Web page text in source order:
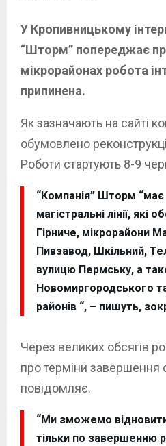
У Кропивницькому
“Шторм” попереджає
мікрорайонах робота
припинена.
Як зазначають на сайті
обумовлено
Роботи стартують 8-9
“Компанія” Шторм
магістральні лінії,
Гірниче, мікрорайони
Пивзавод, Шкільний,
вулицю Пермську, а
Новомиргородського
районів “, – пишуть,
Через великих обсягів
про терміни завершення
повідомляє.
“Ми зможемо
тільки по завершенню